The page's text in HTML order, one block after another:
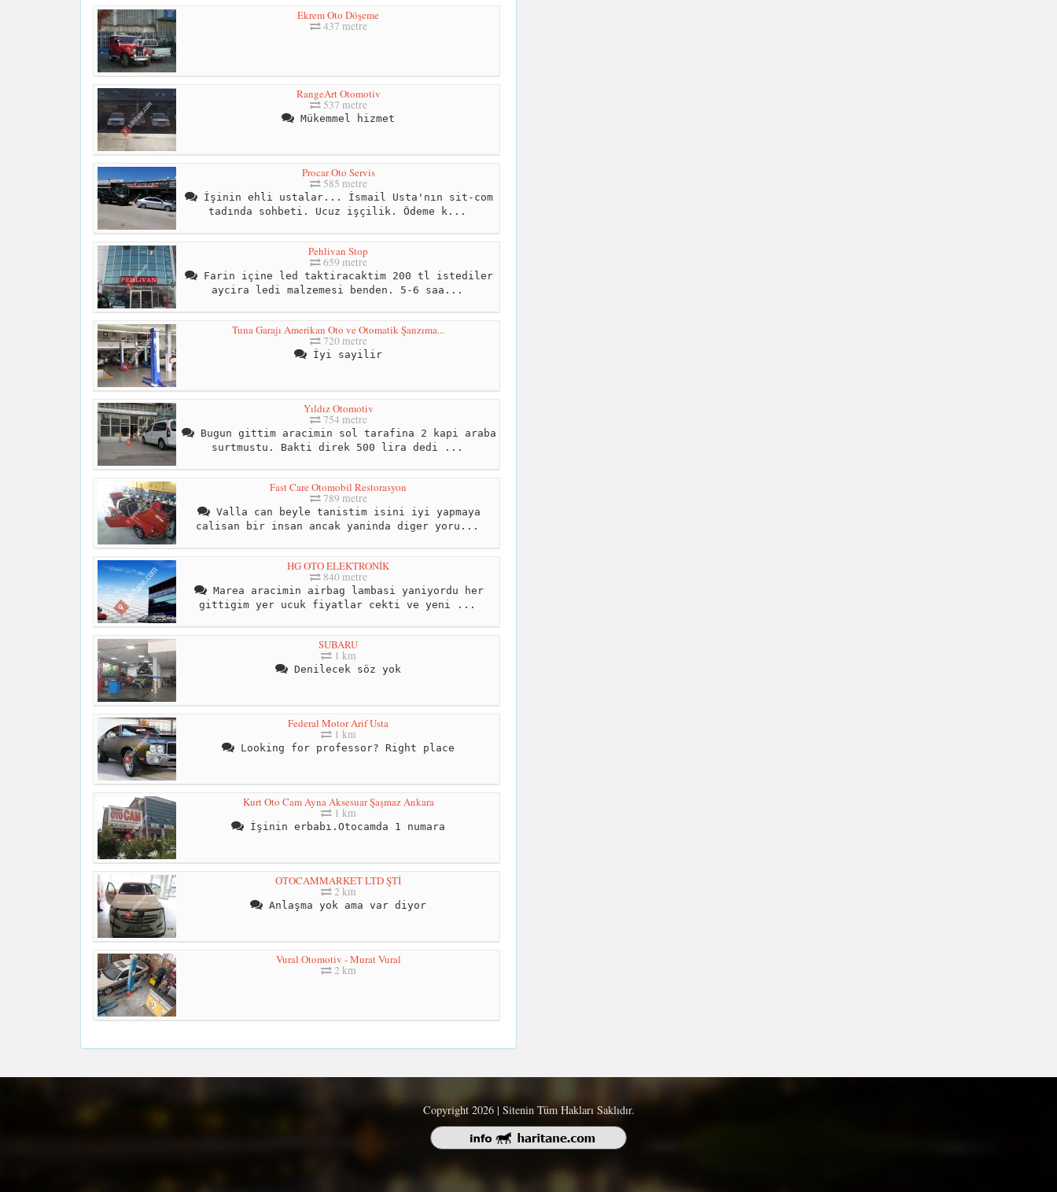
Ekrem Oto Döşeme
437 metre
RangeArt Otomotiv
537 metre
Mükemmel hizmet
Procar Oto Servis
585 metre
İşinin ehli ustalar... İsmail Usta'nın sit-com
tadında sohbeti. Ucuz işçilik. Ödeme k...
Pehlivan Stop
659 metre
Farin içine led taktiracaktim 200 tl istediler
aycira ledi malzemesi benden. 5-6 saa...
Tuna Garajı Amerikan Oto ve Otomatik Şanzıma...
720 metre
İyi sayilir
Yıldız Otomotiv
754 metre
Bugun gittim aracimin sol tarafina 2 kapi araba
surtmustu. Bakti direk 500 lira dedi ...
Fast Care Otomobil Restorasyon
789 metre
Valla can beyle tanistim isini iyi yapmaya
calisan bir insan ancak yaninda diger yoru...
HG OTO ELEKTRONİK
840 metre
Marea aracimin airbag lambasi yaniyordu her
gittigim yer ucuk fiyatlar cekti ve yeni ...
SUBARU
1 km
Denilecek söz yok
Federal Motor Arif Usta
1 km
Looking for professor? Right place
Kurt Oto Cam Ayna Aksesuar Şaşmaz Ankara
1 km
İşinin erbabı.Otocamda 1 numara
OTOCAMMARKET LTD ŞTİ
2 km
Anlaşma yok ama var diyor
Vural Otomotiv - Murat Vural
2 km
Copyright 2026 | Sitenin Tüm Hakları Saklıdır.